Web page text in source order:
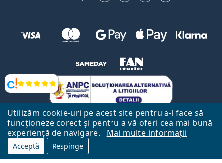
Utilizăm cookie-uri pe acest site pentru a-l face să
funcționeze corect și pentru a vă oferi cea mai bună
experiență de navigare.
Mai multe informații
Acceptă Respinge
Opinii
Către Pagina Principală Mai sus